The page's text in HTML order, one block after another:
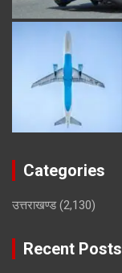
Categories
उत्तराखण्ड(2,130)
Recent Posts